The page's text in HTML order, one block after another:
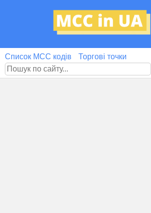
Список MCC кодів Торгові точки